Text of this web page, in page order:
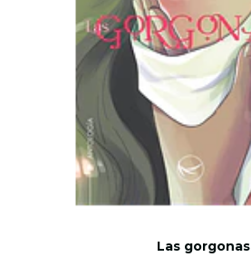
Las gorgonas